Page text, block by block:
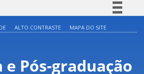
Acesso à informação
ALTO CONTRASTE MAPA DO SITE
e Pós-graduação